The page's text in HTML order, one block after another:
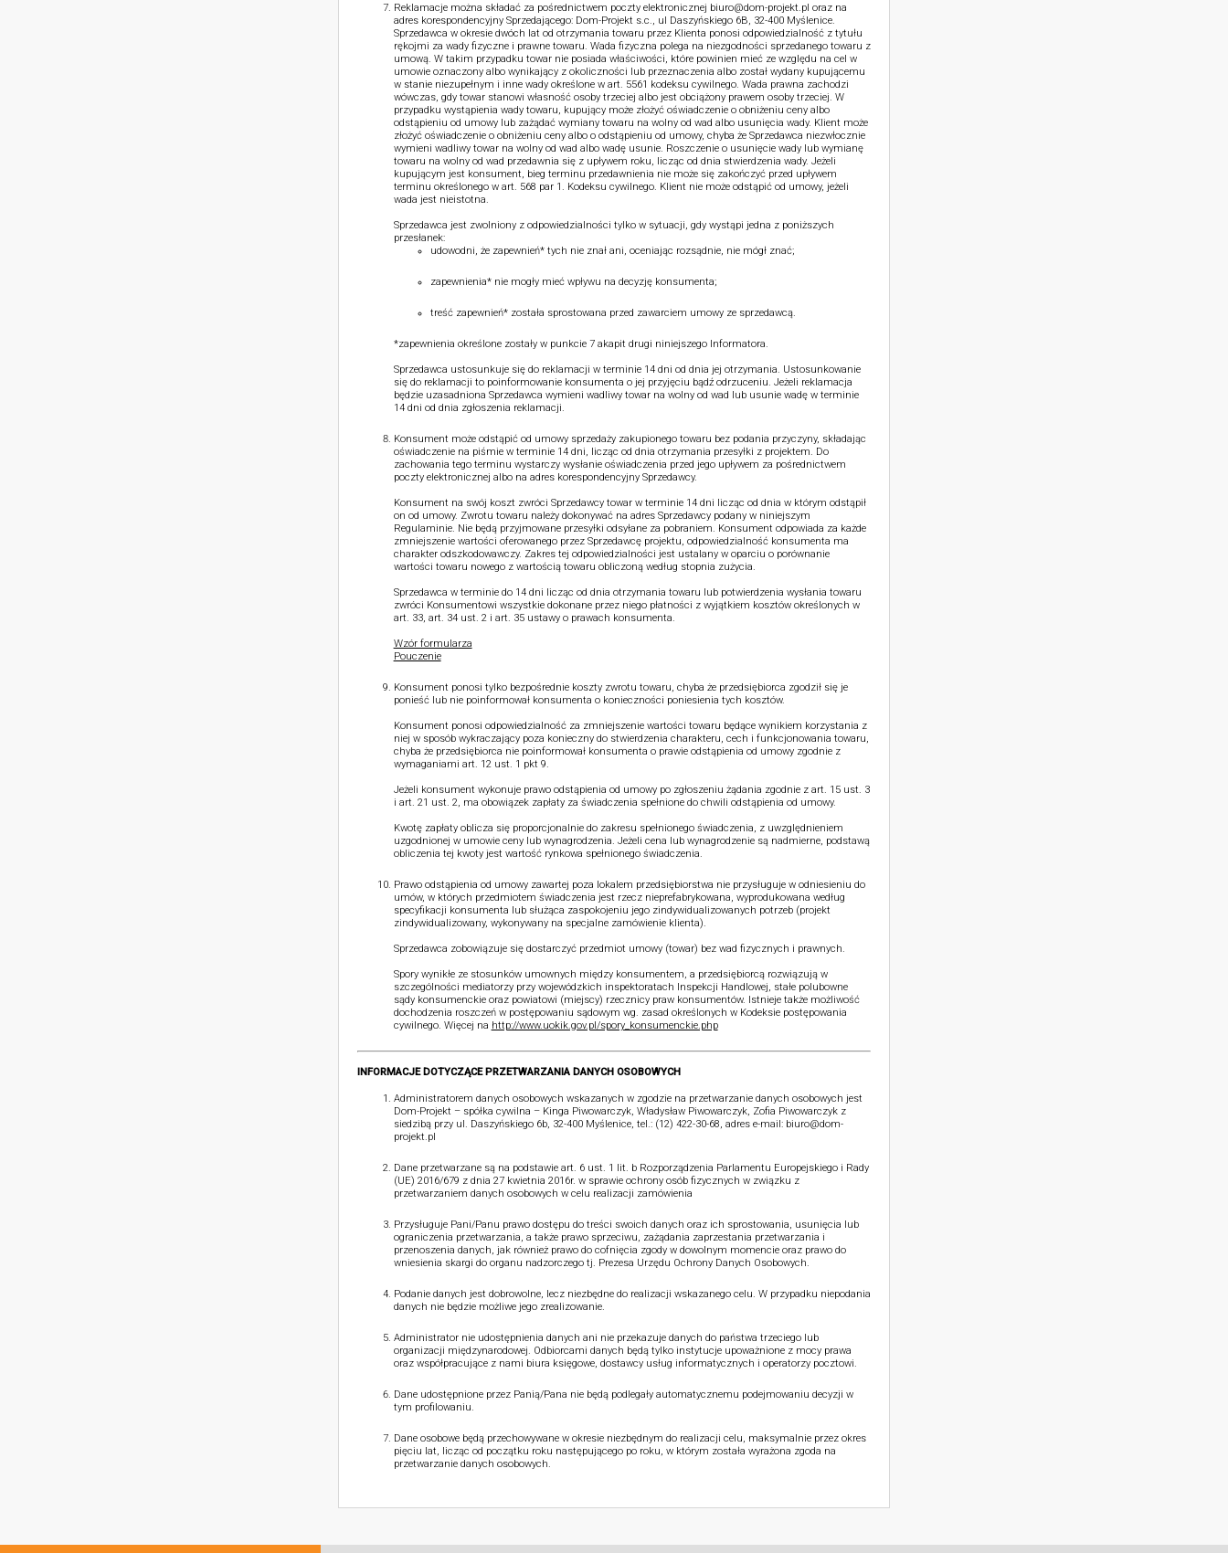
Reklamacje można składać za pośrednictwem poczty elektronicznej biuro@dom-projekt.pl oraz na
adres korespondencyjny Sprzedającego: Dom-Projekt s.c., ul Daszyńskiego 6B, 32-400 Myślenice.
Sprzedawca w okresie dwóch lat od otrzymania towaru przez Klienta ponosi odpowiedzialność z tytułu
rękojmi za wady fizyczne i prawne towaru. Wada fizyczna polega na niezgodności sprzedanego towaru z
umową. W takim przypadku towar nie posiada właściwości, które powinien mieć ze względu na cel w
umowie oznaczony albo wynikający z okoliczności lub przeznaczenia albo został wydany kupującemu
w stanie niezupełnym i inne wady określone w art. 5561 kodeksu cywilnego. Wada prawna zachodzi
wówczas, gdy towar stanowi własność osoby trzeciej albo jest obciążony prawem osoby trzeciej. W
przypadku wystąpienia wady towaru, kupujący może złożyć oświadczenie o obniżeniu ceny albo
odstąpieniu od umowy lub zażądać wymiany towaru na wolny od wad albo usunięcia wady. Klient może
złożyć oświadczenie o obniżeniu ceny albo o odstąpieniu od umowy, chyba że Sprzedawca niezwłocznie
wymieni wadliwy towar na wolny od wad albo wadę usunie. Roszczenie o usunięcie wady lub wymianę
towaru na wolny od wad przedawnia się z upływem roku, licząc od dnia stwierdzenia wady. Jeżeli
kupującym jest konsument, bieg terminu przedawnienia nie może się zakończyć przed upływem
terminu określonego w art. 568 par 1. Kodeksu cywilnego. Klient nie może odstąpić od umowy, jeżeli
wada jest nieistotna.
Sprzedawca jest zwolniony z odpowiedzialności tylko w sytuacji, gdy wystąpi jedna z poniższych
przesłanek:
udowodni, że zapewnień* tych nie znał ani, oceniając rozsądnie, nie mógł znać;
zapewnienia* nie mogły mieć wpływu na decyzję konsumenta;
treść zapewnień* została sprostowana przed zawarciem umowy ze sprzedawcą.
*zapewnienia określone zostały w punkcie 7 akapit drugi niniejszego Informatora.
Sprzedawca ustosunkuje się do reklamacji w terminie 14 dni od dnia jej otrzymania. Ustosunkowanie
się do reklamacji to poinformowanie konsumenta o jej przyjęciu bądź odrzuceniu. Jeżeli reklamacja
będzie uzasadniona Sprzedawca wymieni wadliwy towar na wolny od wad lub usunie wadę w terminie
14 dni od dnia zgłoszenia reklamacji.
Konsument może odstąpić od umowy sprzedaży zakupionego towaru bez podania przyczyny, składając
oświadczenie na piśmie w terminie 14 dni, licząc od dnia otrzymania przesyłki z projektem. Do
zachowania tego terminu wystarczy wysłanie oświadczenia przed jego upływem za pośrednictwem
poczty elektronicznej albo na adres korespondencyjny Sprzedawcy.
Konsument na swój koszt zwróci Sprzedawcy towar w terminie 14 dni licząc od dnia w którym odstąpił
on od umowy. Zwrotu towaru należy dokonywać na adres Sprzedawcy podany w niniejszym
Regulaminie. Nie będą przyjmowane przesyłki odsyłane za pobraniem. Konsument odpowiada za każde
zmniejszenie wartości oferowanego przez Sprzedawcę projektu, odpowiedzialność konsumenta ma
charakter odszkodowawczy. Zakres tej odpowiedzialności jest ustalany w oparciu o porównanie
wartości towaru nowego z wartością towaru obliczoną według stopnia zużycia.
Sprzedawca w terminie do 14 dni licząc od dnia otrzymania towaru lub potwierdzenia wysłania towaru
zwróci Konsumentowi wszystkie dokonane przez niego płatności z wyjątkiem kosztów określonych w
art. 33, art. 34 ust. 2 i art. 35 ustawy o prawach konsumenta.
Wzór formularza
Pouczenie
Konsument ponosi tylko bezpośrednie koszty zwrotu towaru, chyba że przedsiębiorca zgodził się je
ponieść lub nie poinformował konsumenta o konieczności poniesienia tych kosztów.
Konsument ponosi odpowiedzialność za zmniejszenie wartości towaru będące wynikiem korzystania z
niej w sposób wykraczający poza konieczny do stwierdzenia charakteru, cech i funkcjonowania towaru,
chyba że przedsiębiorca nie poinformował konsumenta o prawie odstąpienia od umowy zgodnie z
wymaganiami art. 12 ust. 1 pkt 9.
Jeżeli konsument wykonuje prawo odstąpienia od umowy po zgłoszeniu żądania zgodnie z art. 15 ust. 3
i art. 21 ust. 2, ma obowiązek zapłaty za świadczenia spełnione do chwili odstąpienia od umowy.
Kwotę zapłaty oblicza się proporcjonalnie do zakresu spełnionego świadczenia, z uwzględnieniem
uzgodnionej w umowie ceny lub wynagrodzenia. Jeżeli cena lub wynagrodzenie są nadmierne, podstawą
obliczenia tej kwoty jest wartość rynkowa spełnionego świadczenia.
Prawo odstąpienia od umowy zawartej poza lokalem przedsiębiorstwa nie przysługuje w odniesieniu do
umów, w których przedmiotem świadczenia jest rzecz nieprefabrykowana, wyprodukowana według
specyfikacji konsumenta lub służąca zaspokojeniu jego zindywidualizowanych potrzeb (projekt
zindywidualizowany, wykonywany na specjalne zamówienie klienta).
Sprzedawca zobowiązuje się dostarczyć przedmiot umowy (towar) bez wad fizycznych i prawnych.
Spory wynikłe ze stosunków umownych między konsumentem, a przedsiębiorcą rozwiązują w
szczególności mediatorzy przy wojewódzkich inspektoratach Inspekcji Handlowej, stałe polubowne
sądy konsumenckie oraz powiatowi (miejscy) rzecznicy praw konsumentów. Istnieje także możliwość
dochodzenia roszczeń w postępowaniu sądowym wg. zasad określonych w Kodeksie postępowania
cywilnego. Więcej na http://www.uokik.gov.pl/spory_konsumenckie.php
INFORMACJE DOTYCZĄCE PRZETWARZANIA DANYCH OSOBOWYCH
Administratorem danych osobowych wskazanych w zgodzie na przetwarzanie danych osobowych jest
Dom-Projekt – spółka cywilna – Kinga Piwowarczyk, Władysław Piwowarczyk, Zofia Piwowarczyk z
siedzibą przy ul. Daszyńskiego 6b, 32-400 Myślenice, tel.: (12) 422-30-68, adres e-mail: biuro@dom-
projekt.pl
Dane przetwarzane są na podstawie art. 6 ust. 1 lit. b Rozporządzenia Parlamentu Europejskiego i Rady
(UE) 2016/679 z dnia 27 kwietnia 2016r. w sprawie ochrony osób fizycznych w związku z
przetwarzaniem danych osobowych w celu realizacji zamówienia
Przysługuje Pani/Panu prawo dostępu do treści swoich danych oraz ich sprostowania, usunięcia lub
ograniczenia przetwarzania, a także prawo sprzeciwu, zażądania zaprzestania przetwarzania i
przenoszenia danych, jak również prawo do cofnięcia zgody w dowolnym momencie oraz prawo do
wniesienia skargi do organu nadzorczego tj. Prezesa Urzędu Ochrony Danych Osobowych.
Podanie danych jest dobrowolne, lecz niezbędne do realizacji wskazanego celu. W przypadku niepodania
danych nie będzie możliwe jego zrealizowanie.
Administrator nie udostępnienia danych ani nie przekazuje danych do państwa trzeciego lub
organizacji międzynarodowej. Odbiorcami danych będą tylko instytucje upoważnione z mocy prawa
oraz współpracujące z nami biura księgowe, dostawcy usług informatycznych i operatorzy pocztowi.
Dane udostępnione przez Panią/Pana nie będą podlegały automatycznemu podejmowaniu decyzji w
tym profilowaniu.
Dane osobowe będą przechowywane w okresie niezbędnym do realizacji celu, maksymalnie przez okres
pięciu lat, licząc od początku roku następującego po roku, w którym została wyrażona zgoda na
przetwarzanie danych osobowych.